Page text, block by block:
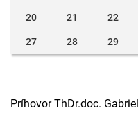
20 21 22
27 28 29
Príhovor ThDr.doc.